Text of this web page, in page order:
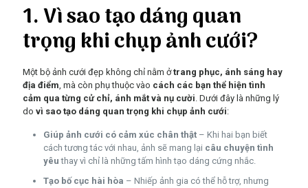
1. Vì sao tạo dáng quan
trọng khi chụp ảnh cưới?
Một bộ ảnh cưới đẹp không chỉ nằm ởtrang phục, ánh sáng hay
địa điểm, mà còn phụ thuộc vào cách các bạn thể hiện tình
cảm qua từng cử chỉ, ánh mắt và nụ cười. Dưới đây là những lý
do vì sao tạo dáng quan trọng khi chụp ảnh cưới:
Giúp ảnh cưới có cảm xúc chân thật – Khi hai bạn biết
cách tương tác với nhau, ảnh sẽ mang lại câu chuyện tình
yêu thay vì chỉ là những tấm hình tạo dáng cứng nhắc.
Tạo bố cục hài hòa – Nhiếp ảnh gia có thể hỗ trợ, nhưng